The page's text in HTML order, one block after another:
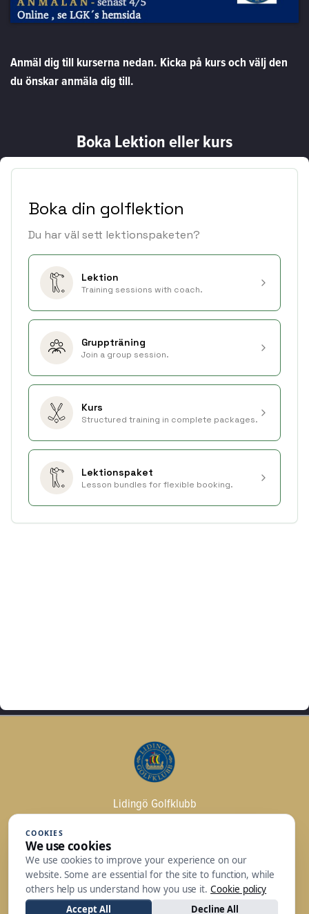
Anmäl dig till kurserna nedan. Kicka på kurs och välj den
du önskar anmäla dig till.
Boka Lektion eller kurs
Lidingö Golfklubb
Växeln: 08 - 731 79 00 | Restaurangen: 08 -
765 27 00
kansli@lidingogk.se
COOKIES
We use cookies
We use cookies to improve your experience on our
website. Some are essential for the site to function, while
others help us understand how you use it. Cookie policy
Accept All
Decline All